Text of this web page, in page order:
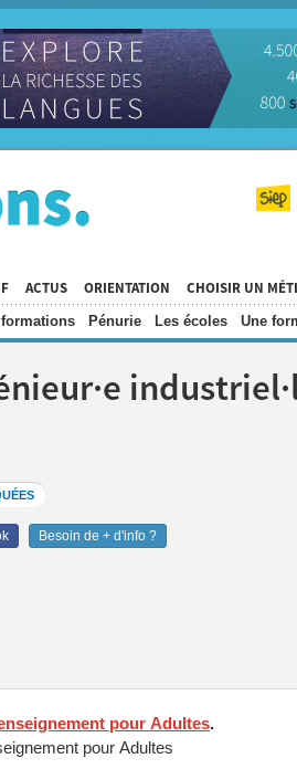
Pénurie Les écoles Une
ACTUS ORIENTATION CHOISIR UN
Besoin de + d'info ?
pour Adultes.
pour Adultes